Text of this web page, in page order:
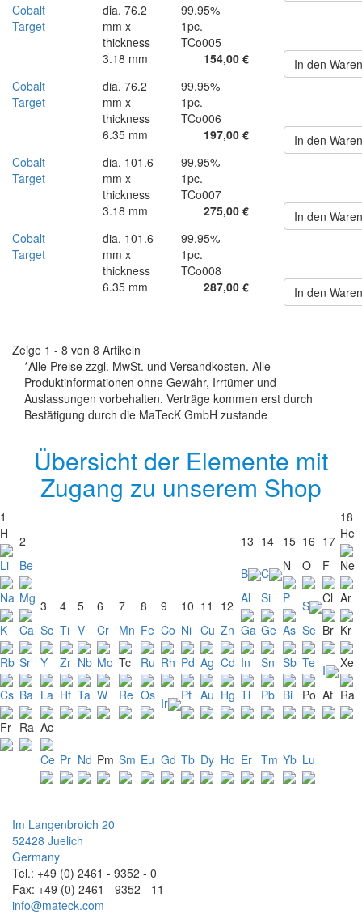
Cobalt
Target
dia. 76.2
mm x
thickness
3.18 mm
99.95%
1pc.
TCo005
154,00 €
In den
Cobalt
Target
dia. 76.2
mm x
thickness
6.35 mm
99.95%
1pc.
TCo006
197,00 €
In den
Cobalt
Target
dia. 101.6
mm x
thickness
3.18 mm
99.95%
1pc.
TCo007
275,00 €
In den
Cobalt
Target
dia. 101.6
mm x
thickness
6.35 mm
99.95%
1pc.
TCo008
287,00 €
In den
Zeige 1 - 8 von 8 Artikeln
*Alle Preise zzgl. MwSt. und Versandkosten. Alle
Produktinformationen ohne Gewähr, Irrtümer und
Auslassungen vorbehalten. Verträge kommen erst durch
Bestätigung durch die MaTecK GmbH zustande
Übersicht der Elemente mit
Zugang zu unserem Shop
1
18
H
2 13 14 15 16 17 He
Li
Be B C N O F
Ne
Na Mg 3 4 5 6 7 8 9 10 11 12 Al Si P S Cl Ar
K
Ca Sc Ti V Cr Mn Fe Co Ni Cu Zn Ga Ge As Se Br Kr
Rb Sr Y Zr Nb Mo Tc Ru Rh Pd Ag Cd In Sn Sb Te I
Xe
Cs Ba La Hf Ta W Re Os Ir Pt Au Hg Tl Pb Bi Po At Ra
Fr Ra Ac
Ce Pr Nd Pm Sm Eu Gd Tb Dy Ho Er Tm Yb Lu
Im Langenbroich 20
52428 Juelich
Germany
Tel.: +49 (0) 2461 - 9352 - 0
Fax: +49 (0) 2461 - 9352 - 11
info@mateck.com